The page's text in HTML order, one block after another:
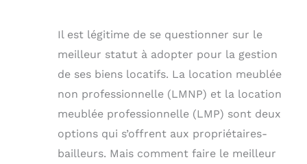
Il est légitime de se questionner sur le
meilleur statut à adopter pour la gestion
de ses biens locatifs. La location meublée
non professionnelle (LMNP) et la location
meublée professionnelle (LMP) sont deux
options qui s’offrent aux propriétaires-
bailleurs. Mais comment faire le meilleur